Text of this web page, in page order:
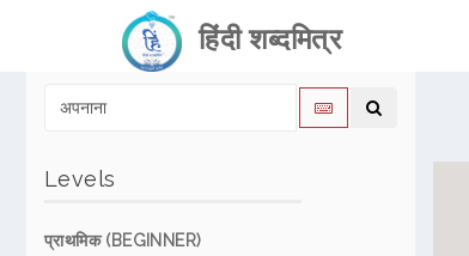
हिंदी शब्दमित्र
Levels
प्राथमिक (BEGINNER)